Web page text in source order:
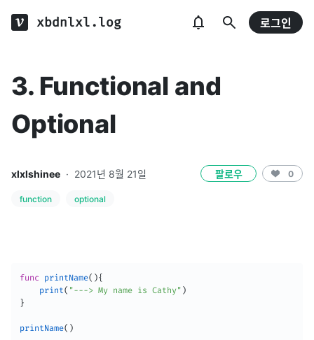
xbdnlxl.log 로그인
3. Functional and
Optional
xlxlshinee · 2021년 8월 21일 팔로우 0
function optional
func printName( ){
print( "---> My name is Cathy" )
}
printName( )